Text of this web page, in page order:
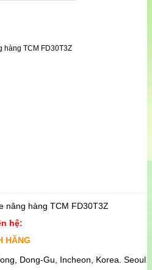
hàng TCM FD30T3Z
nâng hàng TCM FD30T3Z
hệ:
HÃNG
Dong-Gu, Incheon, Korea. Seoul